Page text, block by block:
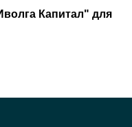
Капитал" для